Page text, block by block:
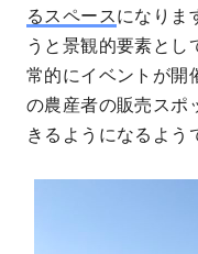
るスペースになりま
うと景観的要素と
常的にイベントが開
の農産者の販売スポ
きるようになるよう